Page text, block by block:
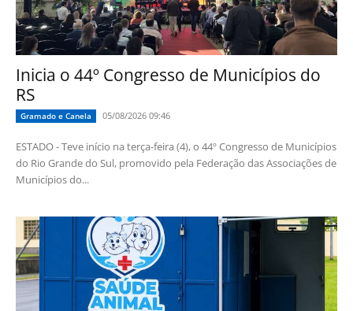
Inicia o 44º Congresso de Municípios do
RS
Gramado e Canela 05/08/2026 09:46
ESTADO - Teve início na terça-feira (4), o 44º Congresso de Municípios
do Rio Grande do Sul, promovido pela Federação das Associações de
Municípios do...